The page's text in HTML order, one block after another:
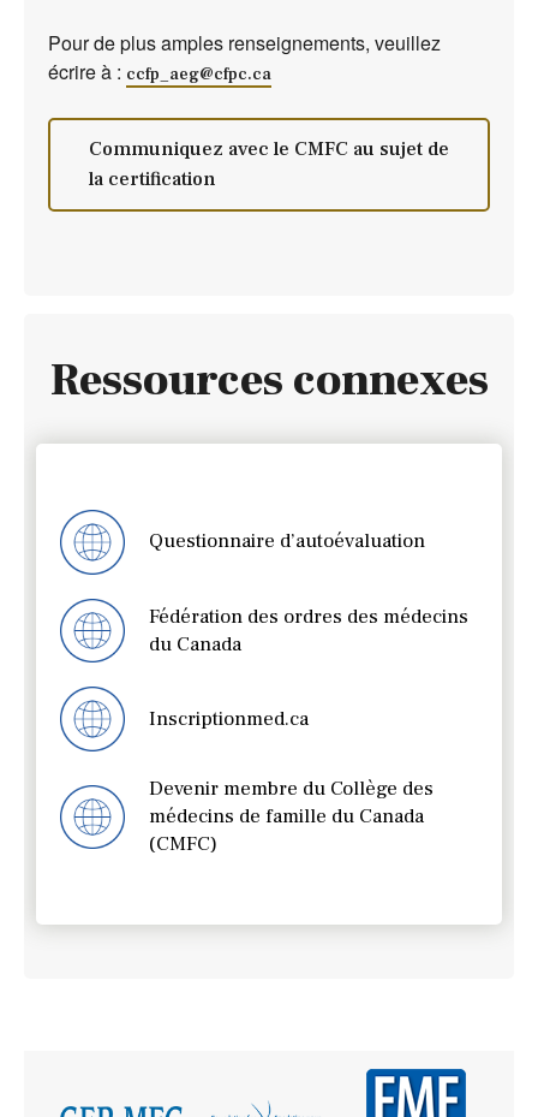
Pour de plus amples renseignements, veuillez
écrire à : ccfp_aeg@cfpc.ca
Communiquez avec le CMFC au sujet de
la certification
Ressources connexes
Questionnaire d’autoévaluation
Fédération des ordres des médecins
du Canada
Inscriptionmed.ca
Devenir membre du Collège des
médecins de famille du Canada
(CMFC)